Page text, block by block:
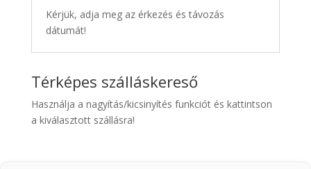
Kérjük, adja meg az érkezés és távozás
dátumát!
Térképes szálláskereső
Használja a nagyítás/kicsinyítés funkciót és kattintson
a kiválasztott szállásra!